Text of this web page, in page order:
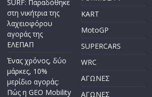
SURF: Παραδόθηκε
στη νικήτρια της
λαχειοφόρου
αγοράς της
ΕΛΕΠΑΠ
Ένας χρόνος, δύο
μάρκες, 10%
μερίδιο αγοράς:
Πώς η GEO Mobility
KART
MotoGP
SUPERCARS
WRC
ΑΓΩΝΕΣ
ΑΓΩΝΕΣ